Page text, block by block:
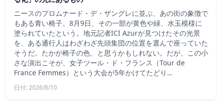
ニースのプロムナード・デ・ザングレに並ぶ、あの街の象徴で
もある青い椅子。8月9日、その一部が黄色や緑、水玉模様に
塗られていたという。地元記者ICI Azurが見つけたその光景
を、ある通行人はわざわざ先頭集団の位置を選んで座っていた
そうだ。たかが椅子の色、と思うかもしれない。だが、この小
さな演出こそが、女子ツール・ド・フランス（Tour de
France Femmes）という大会が5年かけてたどり…
日付: 2026/8/10